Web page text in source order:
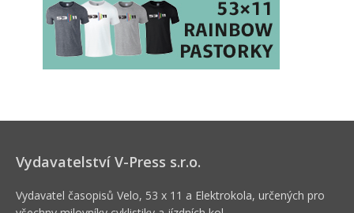
Vydavatelství V-Press s.r.o.
Vydavatel časopisů Velo, 53 x 11 a Elektrokola, určených pro